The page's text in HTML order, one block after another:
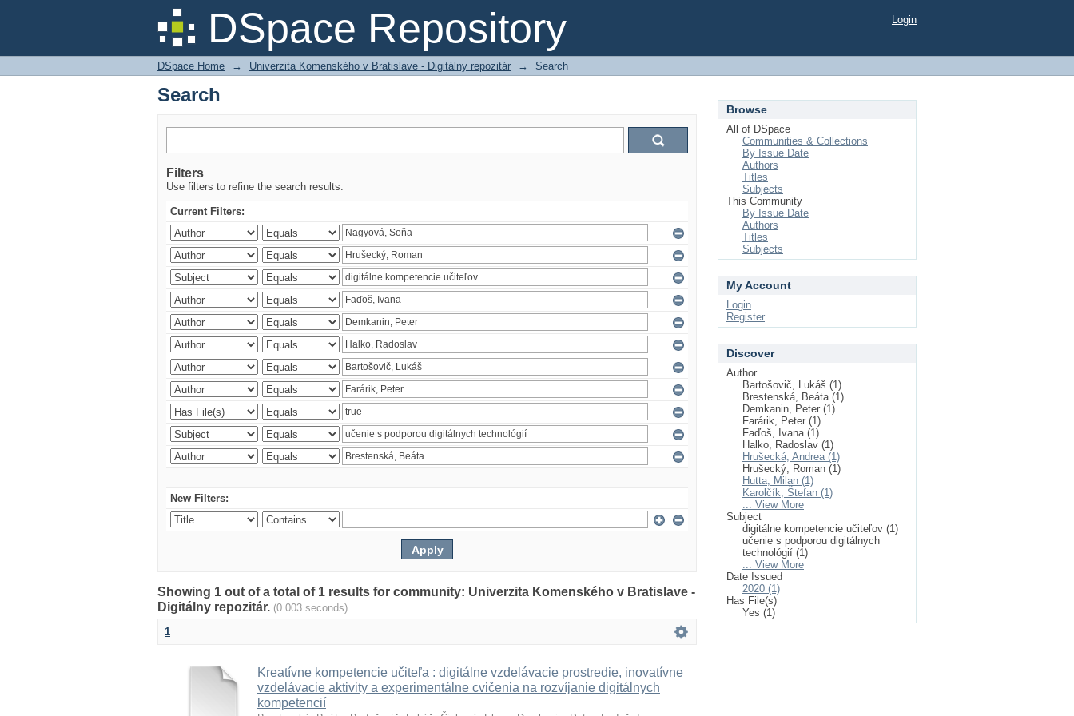
DSpace Repository
Search Login
DSpace Home → Univerzita Komenského v Bratislave - Digitálny repozitár → Search
Search
Filters
Use filters to refine the search results.
Current Filters:
New Filters:
Showing 1 out of a total of 1 results for community: Univerzita Komenského v Bratislave -
Digitálny repozitár. (0.003 seconds)
1
Kreatívne kompetencie učiteľa : digitálne vzdelávacie prostredie, inovatívne
vzdelávacie aktivity a experimentálne cvičenia na rozvíjanie digitálnych
kompetencií
Browse
All of DSpace
Communities & Collections
By Issue Date
Authors
Titles
Subjects
This Community
By Issue Date
Authors
Titles
Subjects
My Account
Login
Register
Discover
Author
Bartošovič, Lukáš (1)
Brestenská, Beáta (1)
Demkanin, Peter (1)
Farárik, Peter (1)
Faďoš, Ivana (1)
Halko, Radoslav (1)
Hrušecká, Andrea (1)
Hrušecký, Roman (1)
Hutta, Milan (1)
Karolčík, Štefan (1)
... View More
Subject
digitálne kompetencie učiteľov (1)
učenie s podporou digitálnych
technológií (1)
... View More
Date Issued
2020 (1)
Has File(s)
Yes (1)